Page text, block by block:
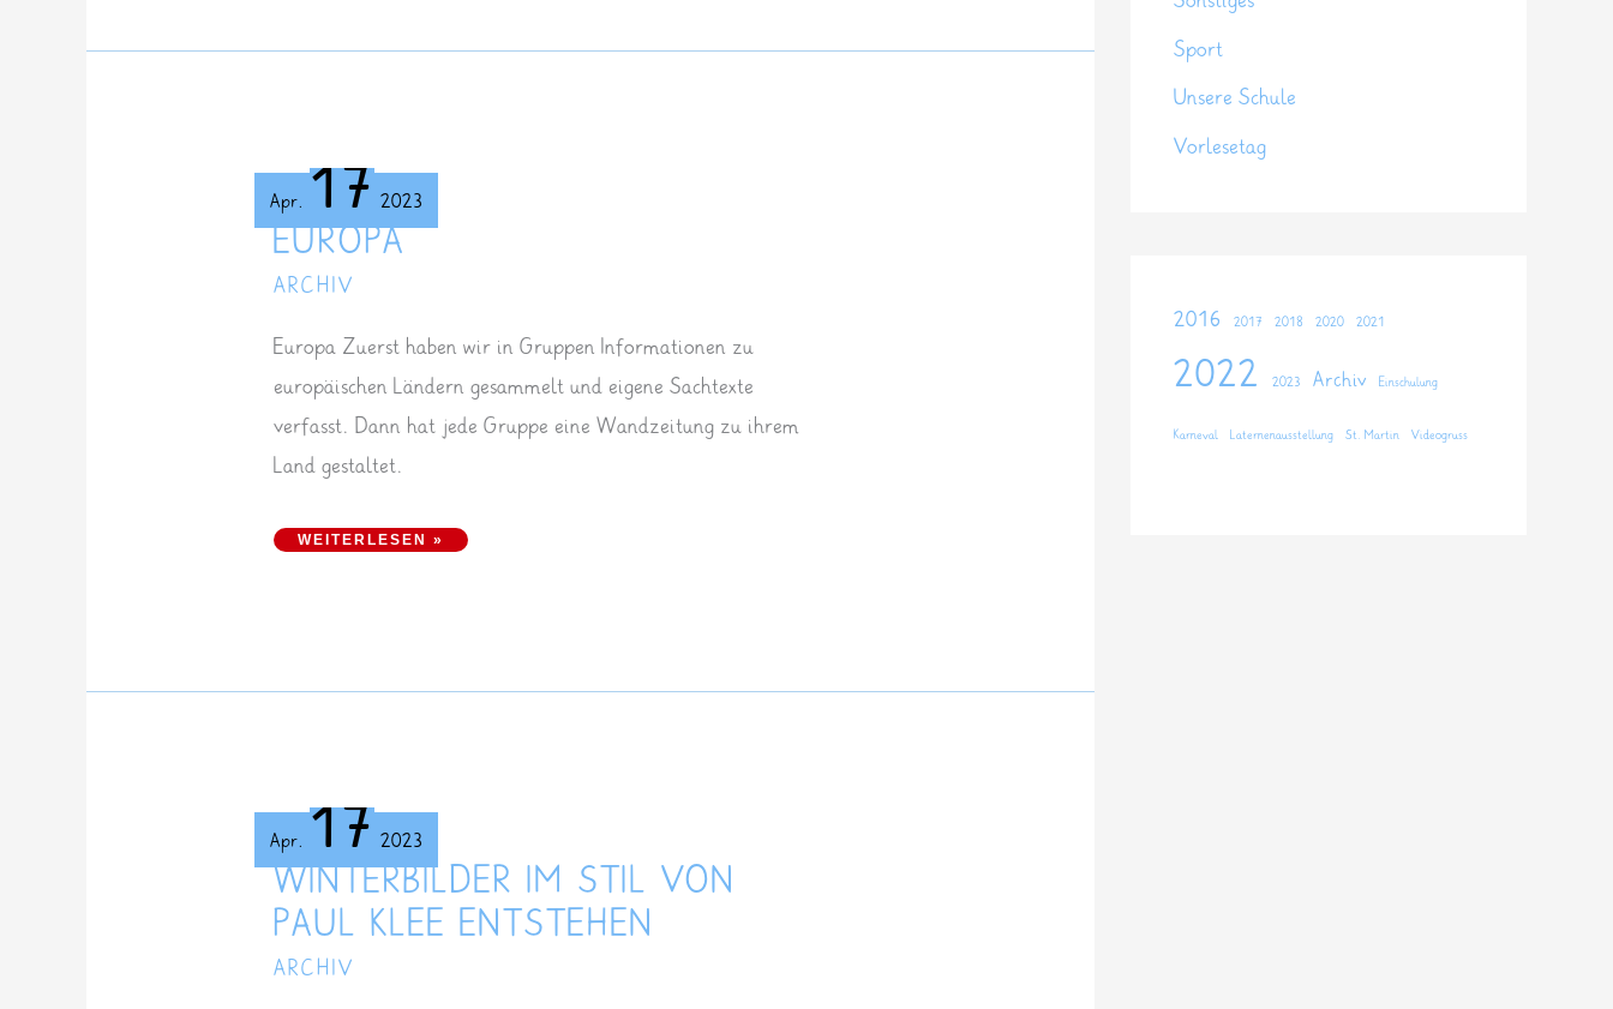
Apr. 17 2023
EUROPA
ARCHIV
Europa Zuerst haben wir in Gruppen Informationen zu
europäischen Ländern gesammelt und eigene Sachtexte
verfasst. Dann hat jede Gruppe eine Wandzeitung zu ihrem
Land gestaltet.
EUROPA
WEITERLESEN »
Apr. 17 2023
WINTERBILDER IM STIL VON
PAUL KLEE ENTSTEHEN
ARCHIV
Sport
Unsere Schule
Vorlesetag
2016 2017 2018 2020 2021
2022 2023 Archiv Einschulung
Karneval Laternenausstellung St. Martin Videogruss